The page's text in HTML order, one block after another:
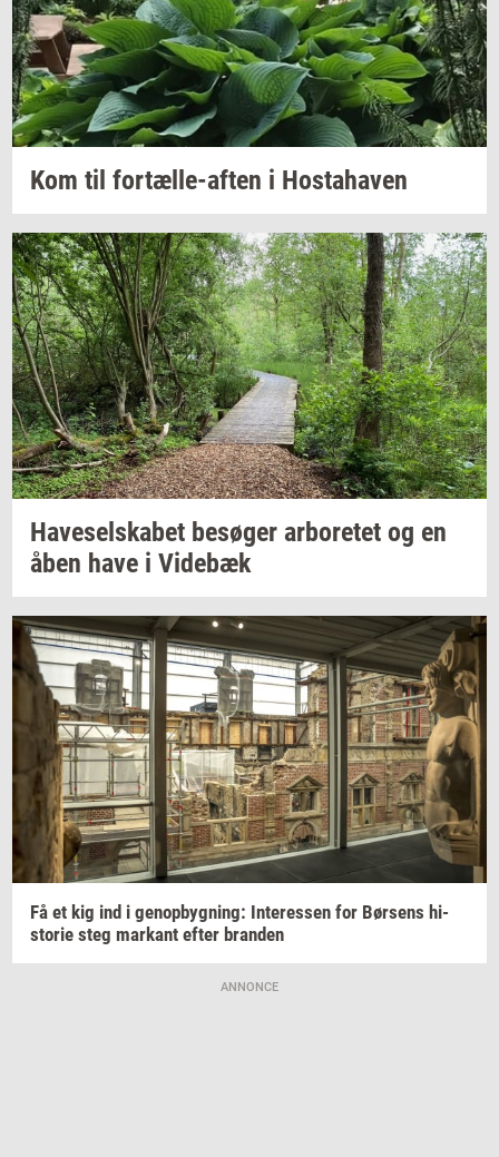
Kom til fortælle-​aften i Hosta­ha­ven
Ha­ve­sel­ska­bet be­sø­ger ar­bo­re­tet og en
åben have i Vi­de­bæk
Få et kig ind i genop­byg­ning: In­ter­es­sen for Bør­sens hi­
sto­rie steg mar­kant efter bran­den
ANNONCE